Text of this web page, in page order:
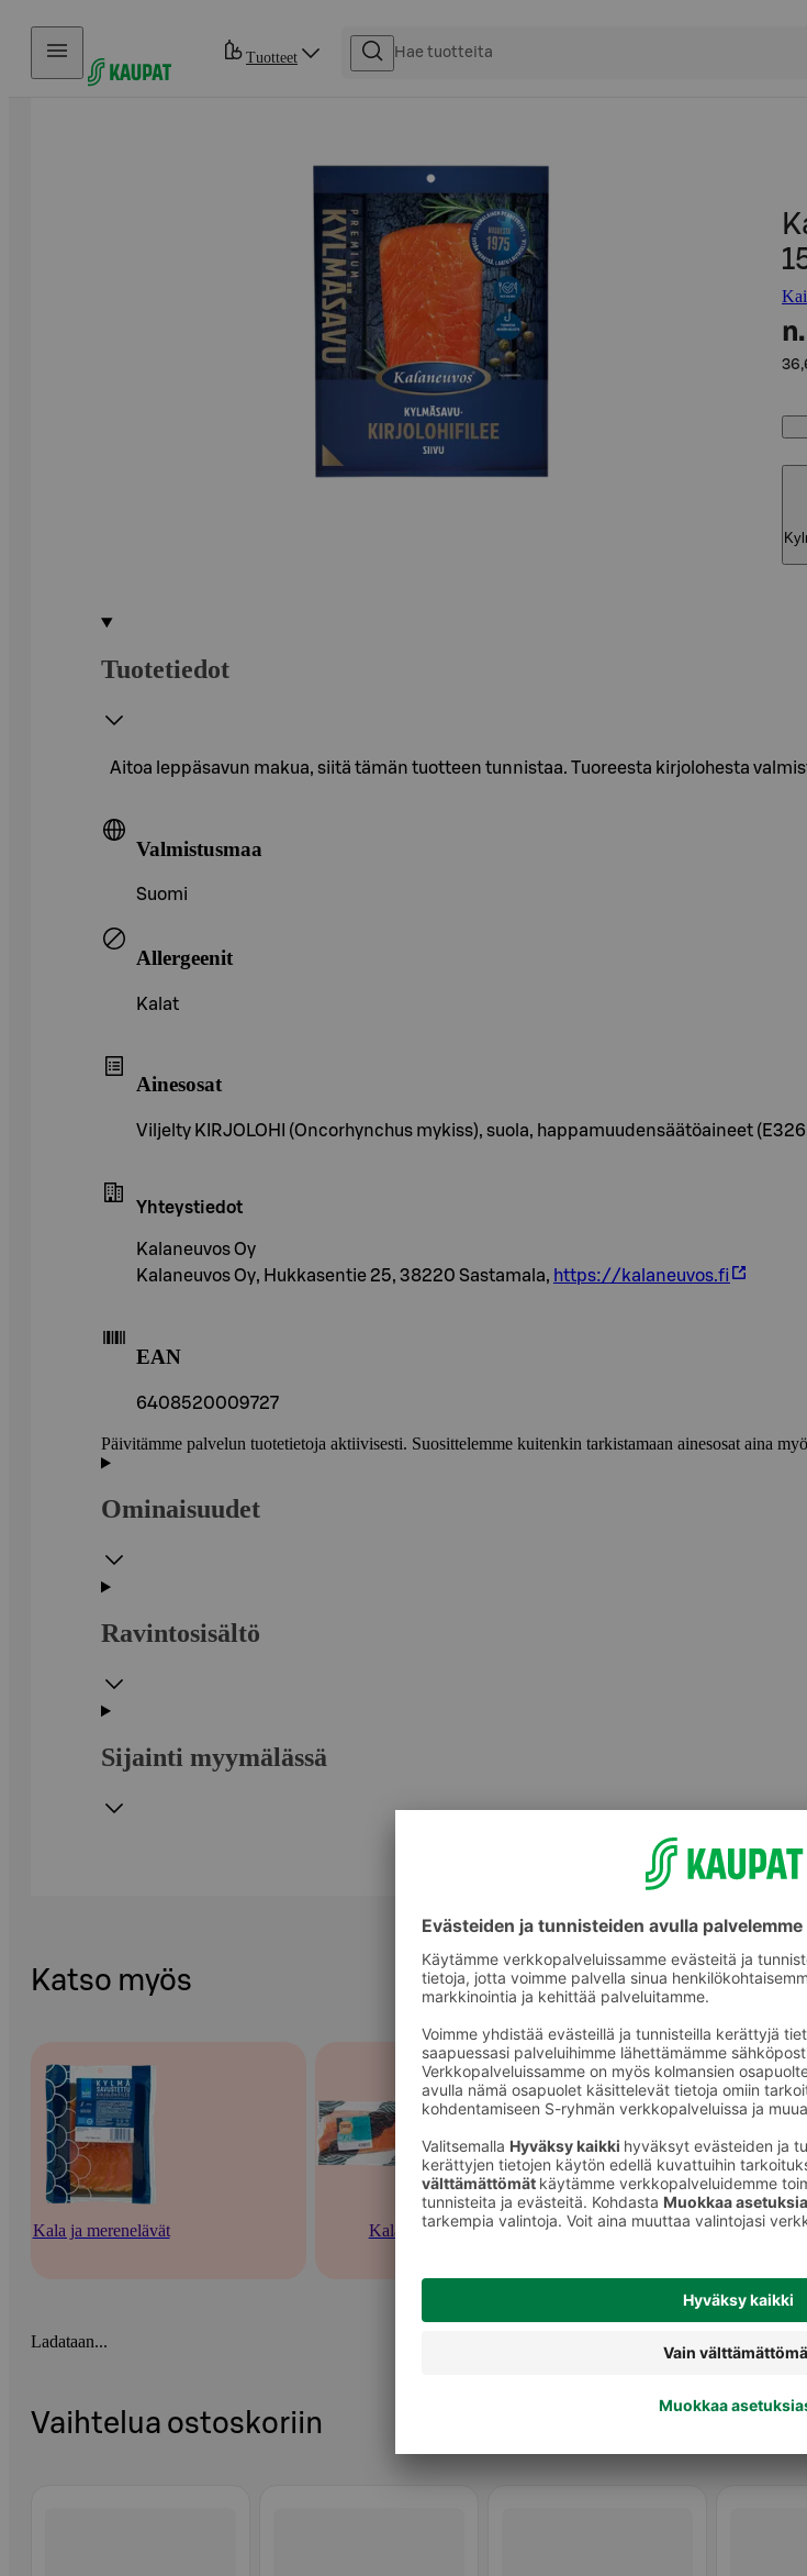
Hyppää sisältöön
Tuotteet
n.
Tuotetiedot
Aitoa leppäsavun makua, siitä tämän tuotteen tunnistaa. Tuoreesta kirjolohesta
Valmistusmaa
Suomi
Allergeenit
Kalat
Ainesosat
Viljelty KIRJOLOHI (Oncorhynchus mykiss), suola, happamuudensäätöaineet
Yhteystiedot
Kalaneuvos Oy
Kalaneuvos Oy, Hukkasentie 25, 38220 Sastamala, https://kalaneuvos.fi
EAN
6408520009727
Päivitämme palvelun tuotetietoja aktiivisesti. Suosittelemme kuitenkin tarkistamaan ainesosat aina
Ominaisuudet
Ravintosisältö
Sijainti myymälässä
Katso myös
Kala ja merenelävät Kala Kylmäsavustettu kala
Ladataan...
Vaihtelua ostoskoriin